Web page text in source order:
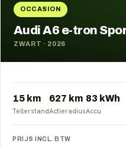
OCCASION
Audi A6 e-tron
ZWART · 2026
15 km
Tellerstand
627 km
Actieradius
83 kWh
Accu
PRIJS INCL. BTW